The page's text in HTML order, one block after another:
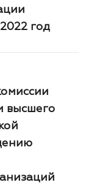
год
высшего